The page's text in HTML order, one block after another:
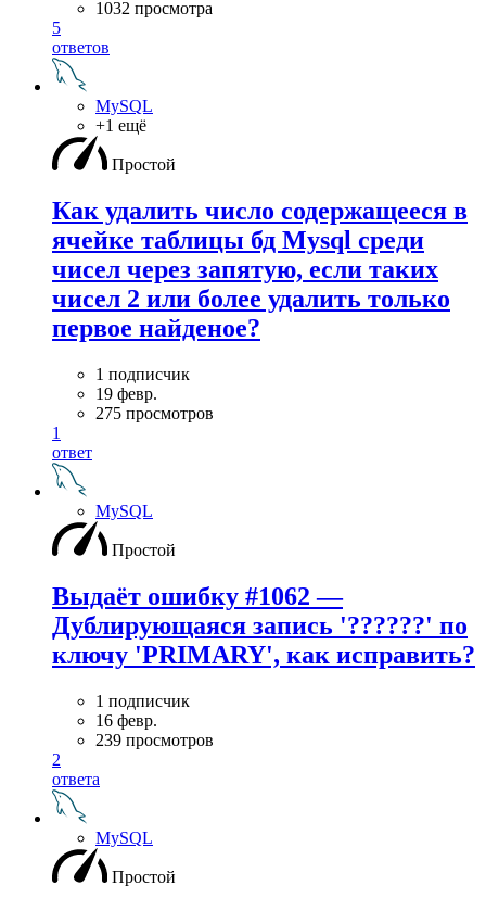
1032 просмотра
5
ответов
MySQL
+1 ещё
Простой
Как удалить число содержащееся в
ячейке таблицы бд Mysql среди
чисел через запятую, если таких
чисел 2 или более удалить только
первое найденое?
1 подписчик
19 февр.
275 просмотров
1
ответ
MySQL
Простой
Выдаёт ошибку #1062 —
Дублирующаяся запись '??????' по
ключу 'PRIMARY', как исправить?
1 подписчик
16 февр.
239 просмотров
2
ответа
MySQL
Простой